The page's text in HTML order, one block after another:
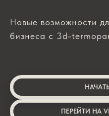
Новые возможности
бизнеса с 3d-
ПЕРЕЙТИ НА